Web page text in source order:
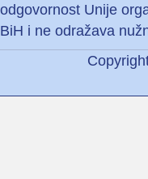
odgovornost Unije
BiH i ne odražava